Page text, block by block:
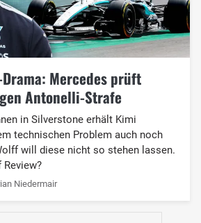
Mercedes prüft
Antonelli-Strafe
in Silverstone erhält Kimi
technischen Problem auch noch
will diese nicht so stehen lassen.
Niedermair